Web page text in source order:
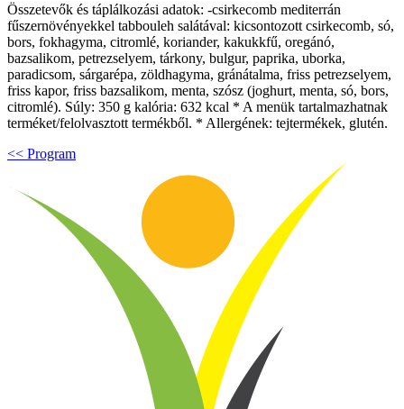
Összetevők és táplálkozási adatok: -csirkecomb mediterrán
fűszernövényekkel tabbouleh salátával: kicsontozott csirkecomb, só,
bors, fokhagyma, citromlé, koriander, kakukkfű, oregánó,
bazsalikom, petrezselyem, tárkony, bulgur, paprika, uborka,
paradicsom, sárgarépa, zöldhagyma, gránátalma, friss petrezselyem,
friss kapor, friss bazsalikom, menta, szósz (joghurt, menta, só, bors,
citromlé). Súly: 350 g kalória: 632 kcal * A menük tartalmazhatnak
terméket/felolvasztott termékből. * Allergének: tejtermékek, glutén.
<< Program